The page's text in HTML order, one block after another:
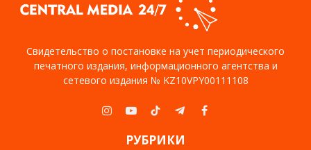
Свидетельство о постановке на учет периодического
печатного издания, информационного агентства и
сетевого издания № KZ10VPY00111108
Instagram
YouTubeTikTokTelegramFacebook
РУБРИКИ